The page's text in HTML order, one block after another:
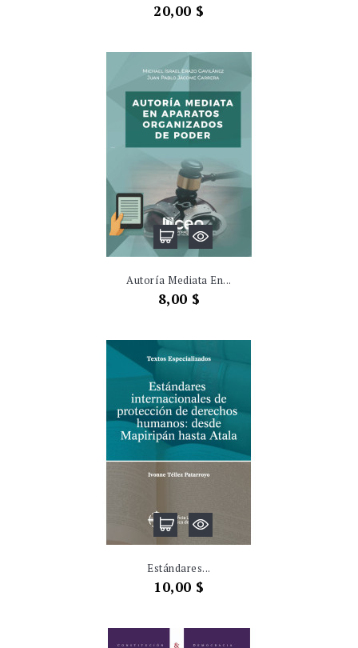
Precio
20,00 $
Autoría Mediata En...
Precio
8,00 $
Estándares...
Precio
10,00 $